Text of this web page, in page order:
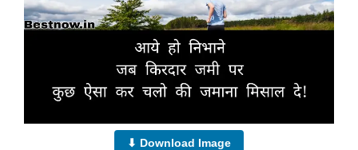
⬇ Download Image